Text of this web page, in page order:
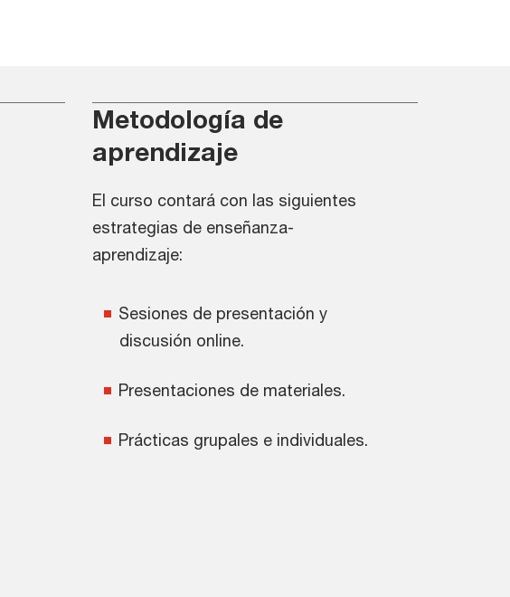
Metodología de
aprendizaje
El curso contará con las siguientes
estrategias de enseñanza-
aprendizaje:
Sesiones de presentación y
discusión online.
Presentaciones de materiales.
Prácticas grupales e individuales.